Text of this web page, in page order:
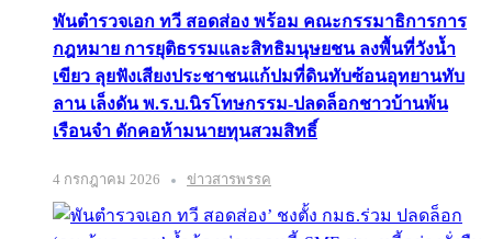
พันตำรวจเอก ทวี สอดส่อง พร้อม คณะกรรมาธิการการ
กฎหมาย การยุติธรรมและสิทธิมนุษยชน ลงพื้นที่วังน้ำ
เขียว ลุยฟังเสียงประชาชนแก้ปมที่ดินทับซ้อนอุทยานทับ
ลาน เล็งดัน พ.ร.บ.นิรโทษกรรม-ปลดล็อกชาวบ้านพ้น
เรือนจำ ดักคอห้ามนายทุนสวมสิทธิ์
4 กรกฎาคม 2026 ข่าวสารพรรค